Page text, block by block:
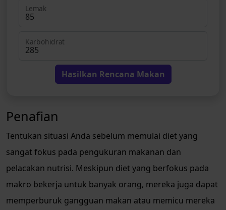
Lemak
Karbohidrat
Hasilkan Rencana Makan
Penafian
Tentukan situasi Anda sebelum memulai diet yang
sangat fokus pada pengukuran makanan dan
pelacakan nutrisi. Meskipun diet yang berfokus pada
makro bekerja untuk banyak orang, mereka juga dapat
memperburuk gangguan makan atau memicu mereka